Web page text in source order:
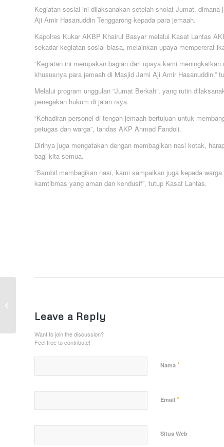
Kegiatan sosial ini dilaksanakan setelah sholat Jumat,
Aji Amir Hasanuddin Tenggarong kepada para jemaah.
Kapolres Kukar AKBP Khairul Basyar melalui Kasat Lantas
sekadar kegiatan sosial biasa, melainkan upaya mempererat
“Kegiatan ini merupakan bagian dari upaya kami
khususnya para jemaah di Masjid Jami Aji Amir Hasanuddin,”
Melalui program unggulan “Jumat Berkah”, yang rutin
penegakan hukum di jalan raya.
“Kehadiran personel di tengah jemaah bertujuan untuk
petugas dan warga”, tandas AKP Ahmad Fandoli.
Dirinya juga mengatakan dengan membagikan nasi kotak,
bagi kita semua.
“Sambil membagikan nasi, kami sampaikan juga kepada
kamtibmas yang aman dan kondusif”, tutup Kasat Lantas.
Leave a Reply
Want to join the discussion?
Feel free to contribute!
Nama *
Email *
Situs Web
Kukar Rutin
Laksanakan Kegiatan
Jumat...